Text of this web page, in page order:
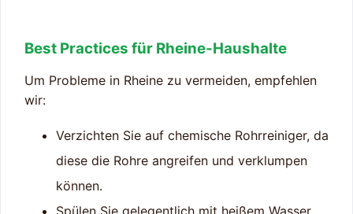
Best Practices für Rheine-Haushalte
Um Probleme in Rheine zu vermeiden, empfehlen
wir:
Verzichten Sie auf chemische Rohrreiniger, da
diese die Rohre angreifen und verklumpen
können.